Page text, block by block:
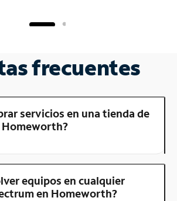
frecuentes
servicios en una tienda de
Homeworth?
equipos en cualquier
en Homeworth?